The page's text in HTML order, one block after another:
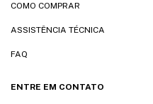
COMO COMPRAR
ASSISTÊNCIA TÉCNICA
FAQ
ENTRE EM CONTATO